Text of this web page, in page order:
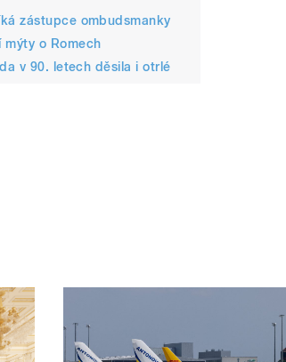
zástupce ombudsmanky
mýty o Romech
v 90. letech děsila i otrlé